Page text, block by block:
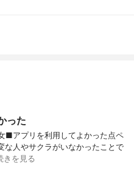
った
アプリを利用してよかった点ペ
な人やサクラがいなかったことで
きを見る